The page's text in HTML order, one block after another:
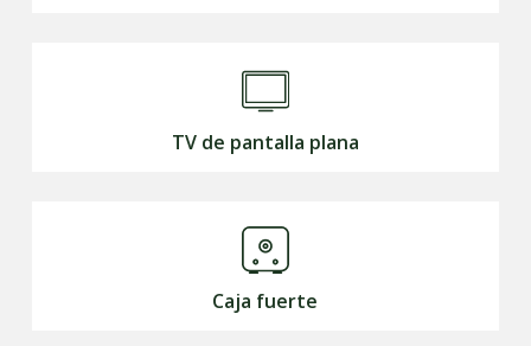
TV de pantalla plana
Caja fuerte